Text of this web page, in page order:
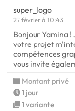
super_logo
27 février à 10:43
Bonjour Yamina
votre projet
compétences
vous invite
Montant privé
1 jour
1 variante